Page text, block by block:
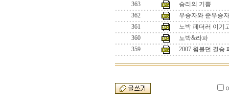
363
승리의 기쁨
362
우승자와 준우승자
361
노박 페더러 이기
360
노박&라파
359
2007 윔블던 결승